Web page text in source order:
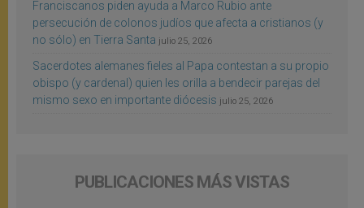
Franciscanos piden ayuda a Marco Rubio ante
persecución de colonos judíos que afecta a cristianos (y
no sólo) en Tierra Santa julio 25, 2026
Sacerdotes alemanes fieles al Papa contestan a su propio
obispo (y cardenal) quien les orilla a bendecir parejas del
mismo sexo en importante diócesis julio 25, 2026
PUBLICACIONES MÁS VISTAS